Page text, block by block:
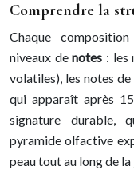
Comprendre la
Chaque
niveaux denotes : les
volatiles), les notes
qui apparaît après
signature durable,
pyramide olfactive
peau tout au long de la